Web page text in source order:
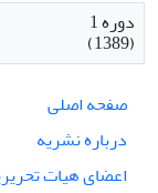
دوره 1
(1389)
صفحه اصلی
درباره نشریه
اعضای هیات